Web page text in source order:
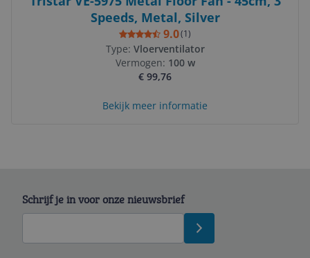
Speeds, Metal, Silver
9.0(1)
Type: Vloerventilator
Vermogen: 100 w
€ 99,76
Bekijk meer informatie
Schrijf je in voor onze nieuwsbrief